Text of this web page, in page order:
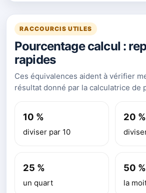
RACCOURCIS UTILES
Pourcentage calcul :
rapides
Ces équivalences aident à vérifier
résultat donné par la calculatrice de
10 %
diviser par 10
20 %
25 %
un quart
50 %
la